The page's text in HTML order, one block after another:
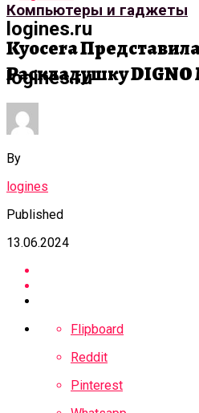
logines.ru
logines.ru
Компьютеры и гаджеты
Kyocera
Раскладушку DIGNO
By
logines
Published
13.06.2024
Flipboard
Reddit
Pinterest